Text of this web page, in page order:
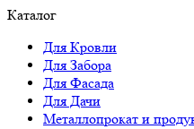
Каталог
Для Кровли
Для Забора
Для Фасада
Для Дачи
Металлопрокат и